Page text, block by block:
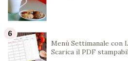
Menù Settimanale con
Scarica il PDF